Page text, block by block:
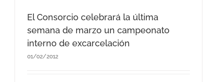
El Consorcio celebrará la última
semana de marzo un campeonato
interno de excarcelación
01/02/2012